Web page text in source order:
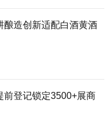
酿造创新适配白酒黄酒
前登记锁定3500+展商